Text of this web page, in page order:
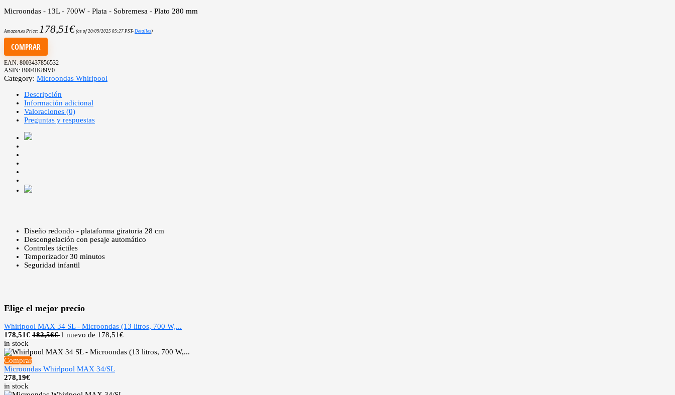
Microondas - 13L - 700W - Plata - Sobremesa - Plato 280 mm
Amazon.es Price: 178,51€ (as of 20/09/2025 05:27 PST- Detalles)
COMPRAR
EAN: 8003437856532
ASIN: B004IK89V0
Category: Microondas Whirlpool
Descripción
Información adicional
Valoraciones (0)
Preguntas y respuestas
Diseño redondo - plataforma giratoria 28 cm
Descongelación con pesaje automático
Controles táctiles
Temporizador 30 minutos
Seguridad infantil
Elige el mejor precio
Whirlpool MAX 34 SL - Microondas (13 litros, 700 W,...
178,51€ 182,56€ 1 nuevo de 178,51€
in stock
Comprar
Microondas Whirlpool MAX 34/SL
278,19€
in stock